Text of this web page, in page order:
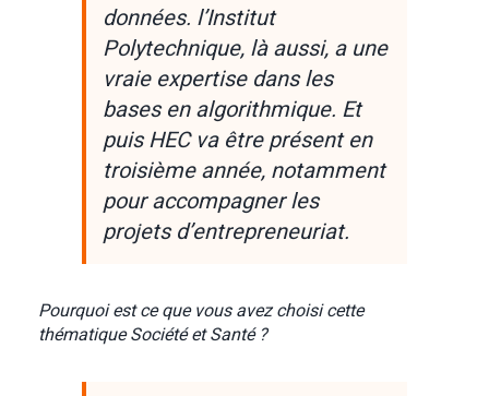
données. l’Institut
Polytechnique, là aussi, a une
vraie expertise dans les
bases en algorithmique. Et
puis HEC va être présent en
troisième année, notamment
pour accompagner les
projets d’entrepreneuriat.
Pourquoi est ce que vous avez choisi cette
thématique Société et Santé ?